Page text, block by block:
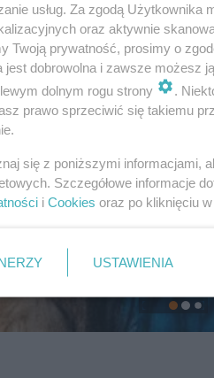
usług. Za zgodą Użytkownika
oraz aktywnie
Twoją prywatność, prosimy o
jest dobrowolna i zawsze możesz
dolnym rogu strony
.
prawo sprzeciwić się takiemu
się z poniższymi informacjami,
Szczegółowe informacje
i Cookies oraz po kliknięciu w
USTAWIENIA